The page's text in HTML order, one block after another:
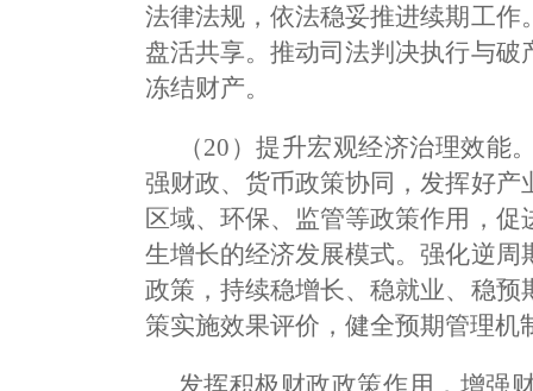
法律法规，依法稳妥推进续期工
盘活共享。推动司法判决执行与
冻结财产。
（20）提升宏观经济治理效
强财政、货币政策协同，发挥好
区域、环保、监管等政策作用，
生增长的经济发展模式。强化逆
政策，持续稳增长、稳就业、稳
策实施效果评价，健全预期管理
发挥积极财政政策作用，增强